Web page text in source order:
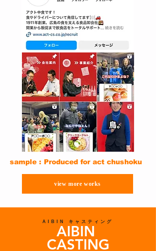
sample : Produced for act chushoku
view more works
AIBIN キャスティング
AIBIN
CASTING